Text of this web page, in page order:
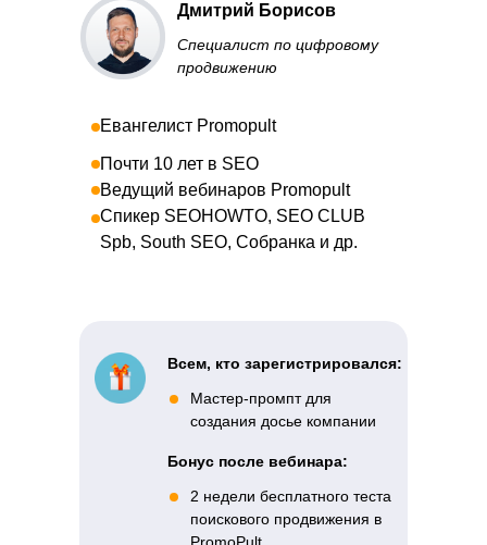
Дмитрий Борисов
Специалист по цифровому
продвижению
Евангелист Promopult
Почти 10 лет в SEO
Ведущий вебинаров Promopult
Спикер SEOHOWTO, SEO CLUB
Spb, South SEO, Собранка и др.
2 недели бесплатного теста
поискового продвижения в
Бонус после вебинара:
Мастер-промпт для
создания досье компании
Всем, кто зарегистрировался: